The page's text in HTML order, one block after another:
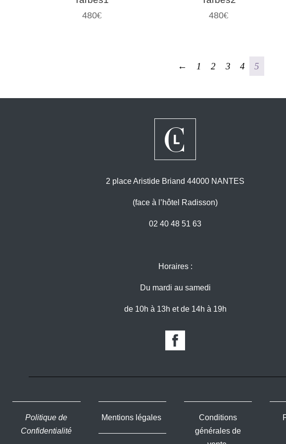
480€ 480€
← 1 2 3 4 5
2 place Aristide Briand 44000 NANTES
(face à l’hôtel Radisson)
02 40 48 51 63
Horaires :
Du mardi au samedi
de 10h à 13h et de 14h à 19h
Politique de
Confidentialité
Mentions légales
Conditions
générales de